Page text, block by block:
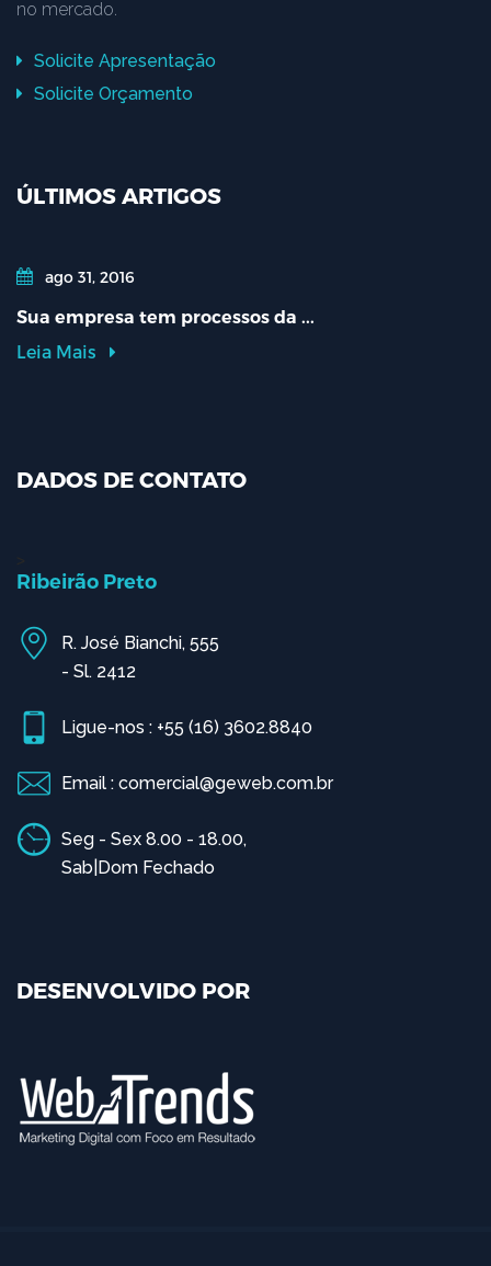
no mercado.
Solicite Apresentação
Solicite Orçamento
ÚLTIMOS ARTIGOS
ago 31, 2016
Sua empresa tem processos da ...
Leia Mais
DADOS DE CONTATO
Ribeirão Preto
R. José Bianchi, 555
- Sl. 2412
Ligue-nos : +55 (16) 3602.8840
Email : comercial@geweb.com.br
Seg - Sex 8.00 - 18.00,
Sab|Dom Fechado
DESENVOLVIDO POR